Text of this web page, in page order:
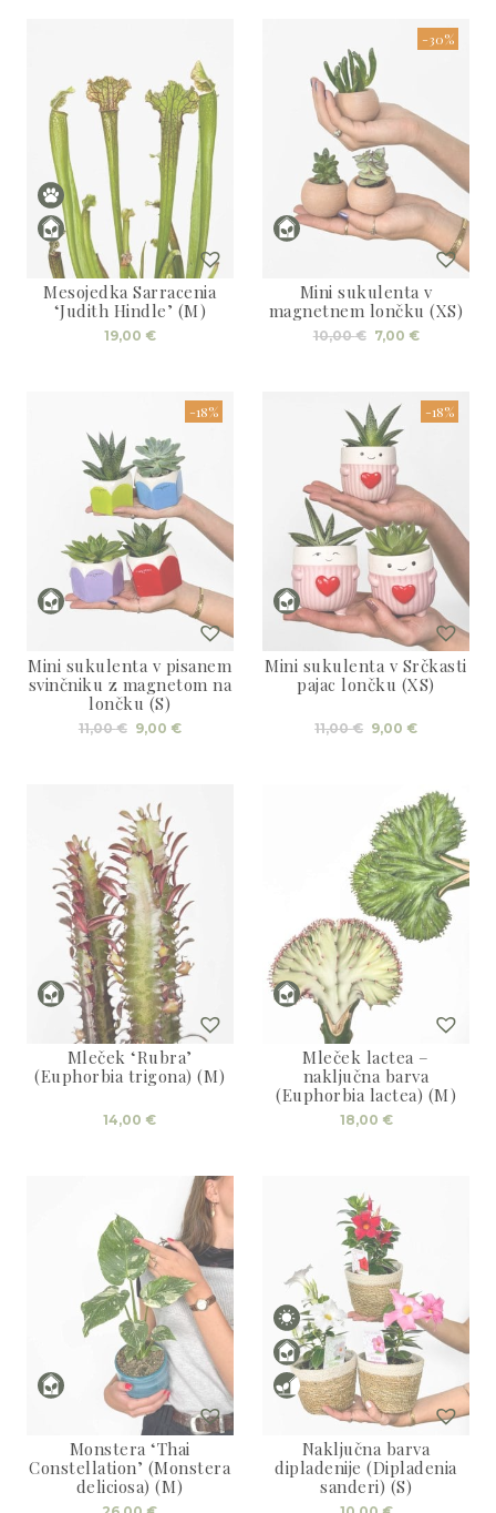
Mesojedka Sarracenia
‘Judith Hindle’ (M)
19,00 €
-30%
Mini sukulenta v
magnetnem lončku (XS)
10,00€ Izvirna
cena
7,00 €Trenutna
-18%
Mini sukulenta v pisanem
svinčniku z magnetom na
lončku (S)
11,00€ Izvirna
cena
9,00 €Trenutna
-18%
Mini sukulenta v Srčkasti
pajac lončku (XS)
11,00€ Izvirna
cena
9,00 €Trenutna
Mleček ‘Rubra’
(Euphorbia trigona) (M)
14,00 €
Mleček lactea –
naključna barva
(Euphorbia lactea) (M)
18,00 €
Monstera ‘Thai
Constellation’ (Monstera
deliciosa) (M)
Naključna barva
dipladenije (Dipladenia
sanderi) (S)